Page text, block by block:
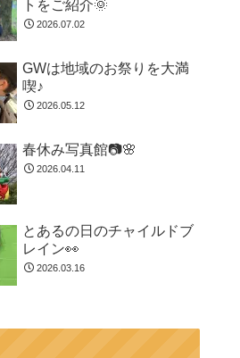
トをご紹介🌞
2026.07.02
GWは地域のお祭りを大満
喫♪
2026.05.12
春休み写真館📷🌸
2026.04.11
とあるの日のチャイルドブ
レイン👀
2026.03.16